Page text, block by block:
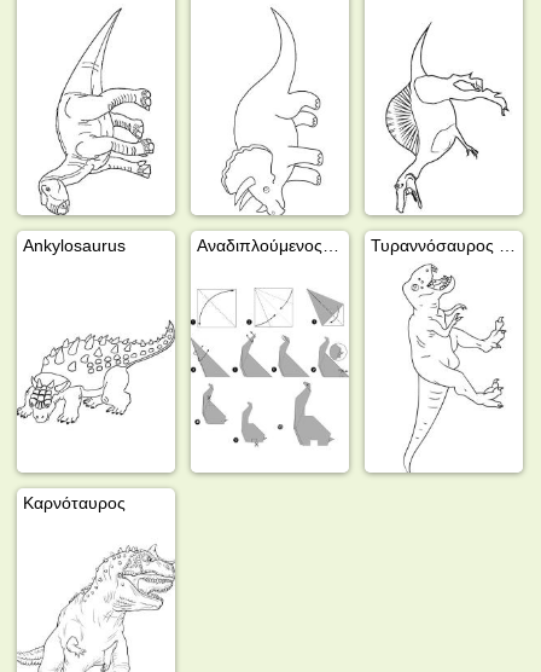
Ankylosaurus
Καρνόταυρος